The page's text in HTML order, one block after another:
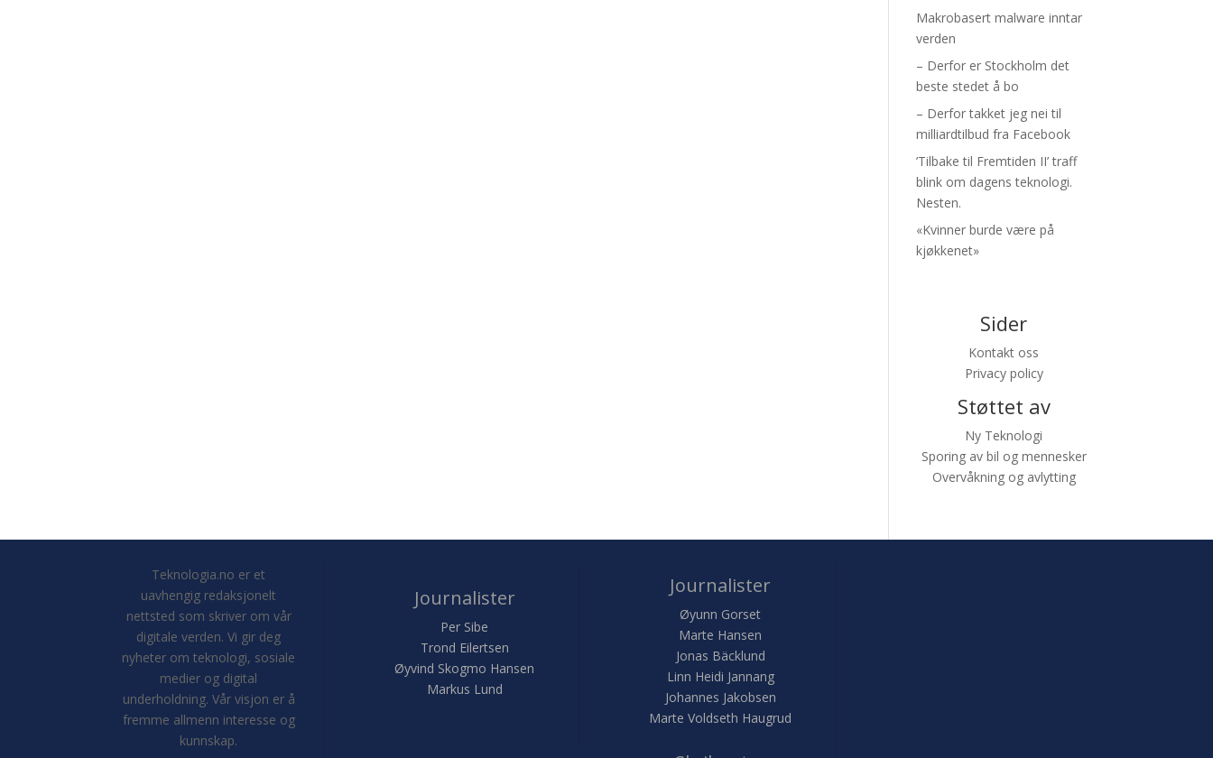
Makrobasert malware inntar
verden
– Derfor er Stockholm det
beste stedet å bo
– Derfor takket jeg nei til
milliardtilbud fra Facebook
’Tilbake til Fremtiden II’ traff
blink om dagens teknologi.
Nesten.
«Kvinner burde være på
kjøkkenet»
Sider
Kontakt oss
Privacy policy
Støttet av
Ny Teknologi
Sporing av bil og mennesker
Overvåkning og avlytting
Teknologia.no er et
uavhengig redaksjonelt
nettsted som skriver om vår
digitale verden. Vi gir deg
nyheter om teknologi, sosiale
medier og digital
underholdning. Vår visjon er å
fremme allmenn interesse og
kunnskap.
Journalister
Per Sibe
Trond Eilertsen
Øyvind Skogmo Hansen
Markus Lund
Journalister
Øyunn Gorset
Marte Hansen
Jonas Bäcklund
Linn Heidi Jannang
Johannes Jakobsen
Marte Voldseth Haugrud